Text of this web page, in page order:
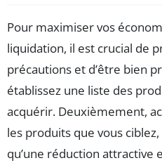
Pour maximiser vos
liquidation, il est crucial de
précautions et d’être bien
établissez une liste des
acquérir. Deuxièmement,
les produits que vous
qu’une réduction attractive